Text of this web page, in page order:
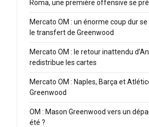
Roma, une première offensive se
Mercato OM : un énorme coup dur
le transfert de Greenwood
Mercato OM : le retour inattendu
redistribue les cartes
Mercato OM : Naples, Barça et
Greenwood
OM : Mason Greenwood vers un
été ?